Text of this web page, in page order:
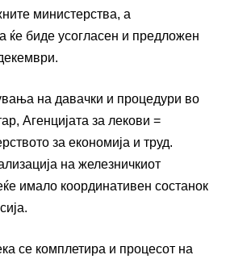
министерства, а
ќе биде усогласен и предложен
на давачки и процедури во
Агенцијата за лекови =
за економија и труд.
на железничкиот
имало координативен состанок
се комплетира и процесот на